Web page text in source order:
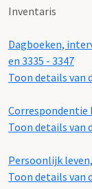
Inventaris
Dagboeken,
en 3335 - 3347
Toon details van
Correspondentie
Toon details van
Persoonlijk
Toon details van